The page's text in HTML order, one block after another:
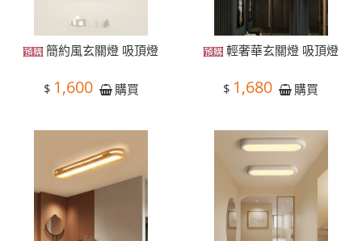
簡約風玄關燈 吸頂燈
$ 1,600 購買
輕奢華玄關燈 吸頂燈
$ 1,680 購買